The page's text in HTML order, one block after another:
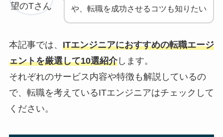
や、転職を成功させるコツも知りたい
本記事では、 ITエンジニアにおすすめの転職エージ
ェントを厳選して10選紹介します。
それぞれのサービス内容や特徴も解説しているの
で、転職を考えているITエンジニアはチェックして
ください。